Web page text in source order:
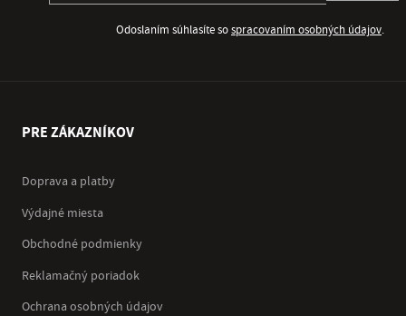
Odoslaním súhlasíte sospracovaním osobných údajov.
PRE ZÁKAZNÍKOV
Doprava a platby
Výdajné miesta
Obchodné podmienky
Reklamačný poriadok
Ochrana osobných údajov